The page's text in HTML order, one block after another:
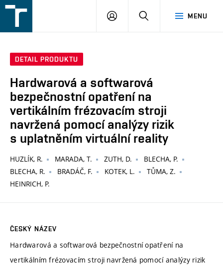
v
MENU
PŘIHLÁŠENÍ
DETAIL PRODUKTU
Hardwarová a softwarová
bezpečnostní opatření na
vertikálním frézovacím stroji
navržená pomocí analýzy rizik
s uplatněním virtuální reality
HUZLÍK, R. MARADA, T. ZUTH, D.
BLECHA, P.
BLECHA, R.
BRADÁČ, F. KOTEK, L.
TŮMA, Z.
HEINRICH, P.
ČESKÝ NÁZEV
Hardwarová a softwarová bezpečnostní opatření na
vertikálním frézovacím stroji navržená pomocí analýzy rizik